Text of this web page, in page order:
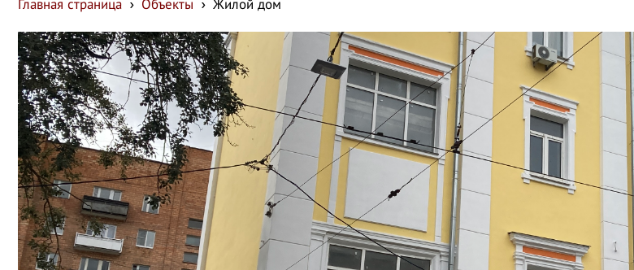
Главная страница Объекты Жилой дом